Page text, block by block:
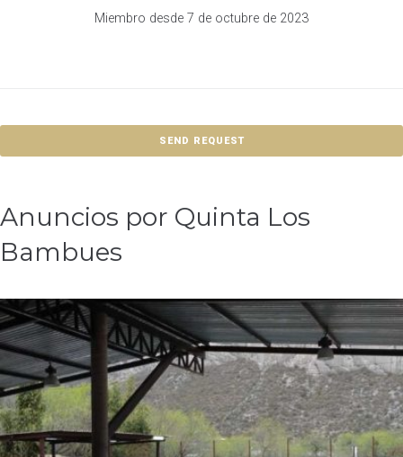
Miembro desde 7 de octubre de 2023
SEND REQUEST
Anuncios por Quinta Los
Bambues